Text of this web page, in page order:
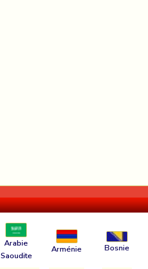
Arabie
Saoudite
Arménie Bosnie